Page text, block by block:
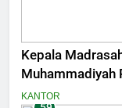
Kepala
Muhammadiyah
KANTOR